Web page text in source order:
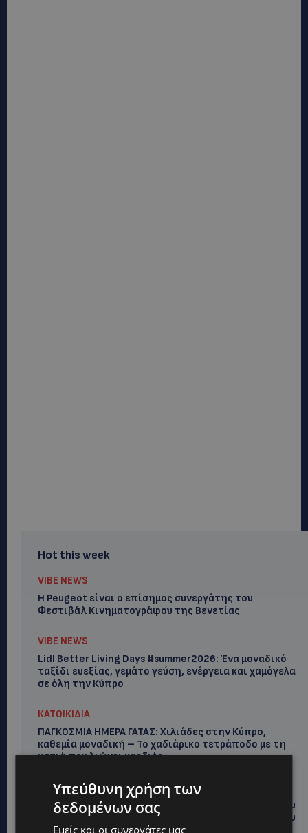
Hot this week
VIBE NEWS
Η Peugeot είναι ο επίσημος συνεργάτης του
Φεστιβάλ Κινηματογράφου της Βενετίας
VIBE NEWS
Lidl Better Living Days #summer2026: Ένα μοναδικό
ταξίδι ευεξίας, γεμάτο γεύση, ενέργεια και χαμόγελα
σε όλη την Κύπρο
ΚΑΤΟΙΚΙΔΙΑ
ΠΑΓΚΟΣΜΙΑ ΗΜΕΡΑ ΓΑΤΑΣ: Χιλιάδες στην Κύπρο,
καθεμία μοναδική – Το χαδιάρικο τετράποδο με τη
ματιά που λιώνει καρδιές
UPDATES
ΤΑΣΟΣ ΧΑΤΖΗΓΙΟΒΑΝΗΣ: Η συγκλονιστική ιστορία του
12χρονου Δημήτρη και η δωρεά των 12.500 ευρώ που
του έδωσε ελπίδα
Υπεύθυνη χρήση των
δεδομένων σας
Εμείς και οι συνεργάτες μας